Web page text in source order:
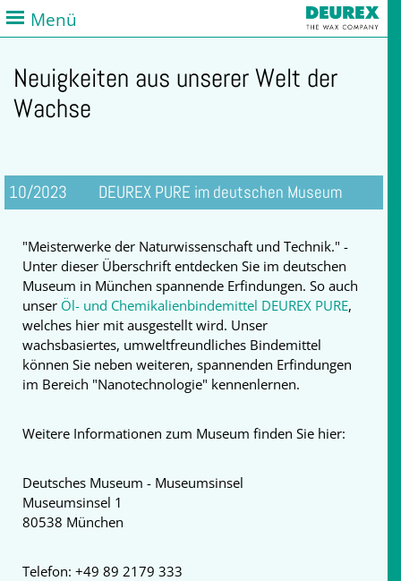
Menü
Neuigkeiten aus unserer Welt der
Wachse
10/2023 DEUREX PURE im deutschen Museum
"Meisterwerke der Naturwissenschaft und Technik." -
Unter dieser Überschrift entdecken Sie im deutschen
Museum in München spannende Erfindungen. So auch
unser Öl- und Chemikalienbindemittel DEUREX PURE,
welches hier mit ausgestellt wird. Unser
wachsbasiertes, umweltfreundliches Bindemittel
können Sie neben weiteren, spannenden Erfindungen
im Bereich "Nanotechnologie" kennenlernen.
Weitere Informationen zum Museum finden Sie hier:
Deutsches Museum - Museumsinsel
Museumsinsel 1
80538 München
Telefon: +49 89 2179 333